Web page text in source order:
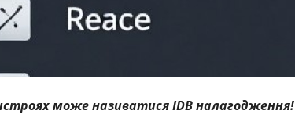
може називатися IDB налагодження!